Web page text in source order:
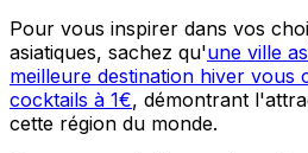
Pour vous inspirer dans vos
asiatiques, sachez qu'une ville
meilleure destination hiver vous
cocktails à 1€, démontrant
cette région du monde.